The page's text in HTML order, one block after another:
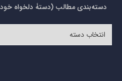
دسته‌بندی مطالب (دستۀ دلخواه خود
مطالب